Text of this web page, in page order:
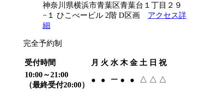
神奈川県横浜市青葉区青葉台１丁目２９
−１ ひこべービル 2階 D区画 アクセス詳
細
完全予約制
受付時間 月 火 水 木 金 土 日 祝
10:00～21:00
（最終受付20:00）
● ● ー ● ● △ △ △